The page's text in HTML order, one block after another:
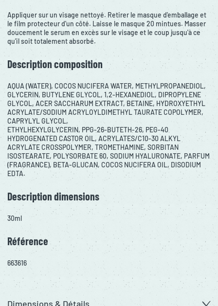
Appliquer sur un visage nettoyé. Retirer le masque d'emballage et
le film protecteur d'un côté. Laisse le masque 20 mintues. Masser
doucement le serum en excès sur le visage et le coup jusqu'à ce
qu'il soit totalement absorbé.
Description composition
AQUA (WATER), COCOS NUCIFERA WATER, METHYLPROPANEDIOL,
GLYCERIN, BUTYLENE GLYCOL, 1,2-HEXANEDIOL, DIPROPYLENE
GLYCOL, ACER SACCHARUM EXTRACT, BETAINE, HYDROXYETHYL
ACRYLATE/SODIUM ACRYLOYLDIMETHYL TAURATE COPOLYMER,
CAPRYLYL GLYCOL,
ETHYLHEXYLGLYCERIN, PPG-26-BUTETH-26, PEG-40
HYDROGENATED CASTOR OIL, ACRYLATES/C10-30 ALKYL
ACRYLATE CROSSPOLYMER, TROMETHAMINE, SORBITAN
ISOSTEARATE, POLYSORBATE 60, SODIUM HYALURONATE, PARFUM
(FRAGRANCE), BETA-GLUCAN, COCOS NUCIFERA OIL, DISODIUM
EDTA.
Description dimensions
30ml
Référence
663616
Dimensions & Détails